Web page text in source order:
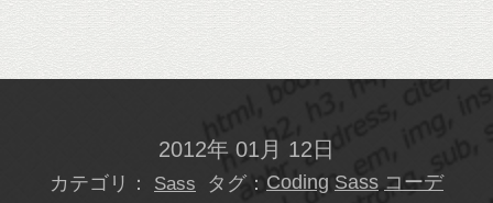
2012年 01月 12日
カテゴリ： Sass タグ： Coding Sass コーデ